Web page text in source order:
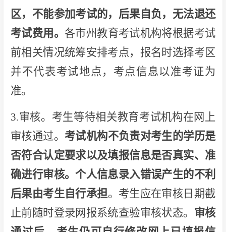
区，不能参加考试的，后果自负，无法退还
考试费用。 各市州教育考试机构将根据考试
前相关情况统筹安排考点，报名时选择考区
并不代表考试地点，考点信息以准考证为
准。
3.审核。考生等待相关教育考试机构在网上
审核通过。 考试机构不负责对考生的学历是
否符合认定要求以及填报信息是否真实、准
确进行审核。个人信息录入错误产生的不利
后果由考生自行承担。考生应在审核日期截
止前随时登录网报系统查验审核状态。 审核